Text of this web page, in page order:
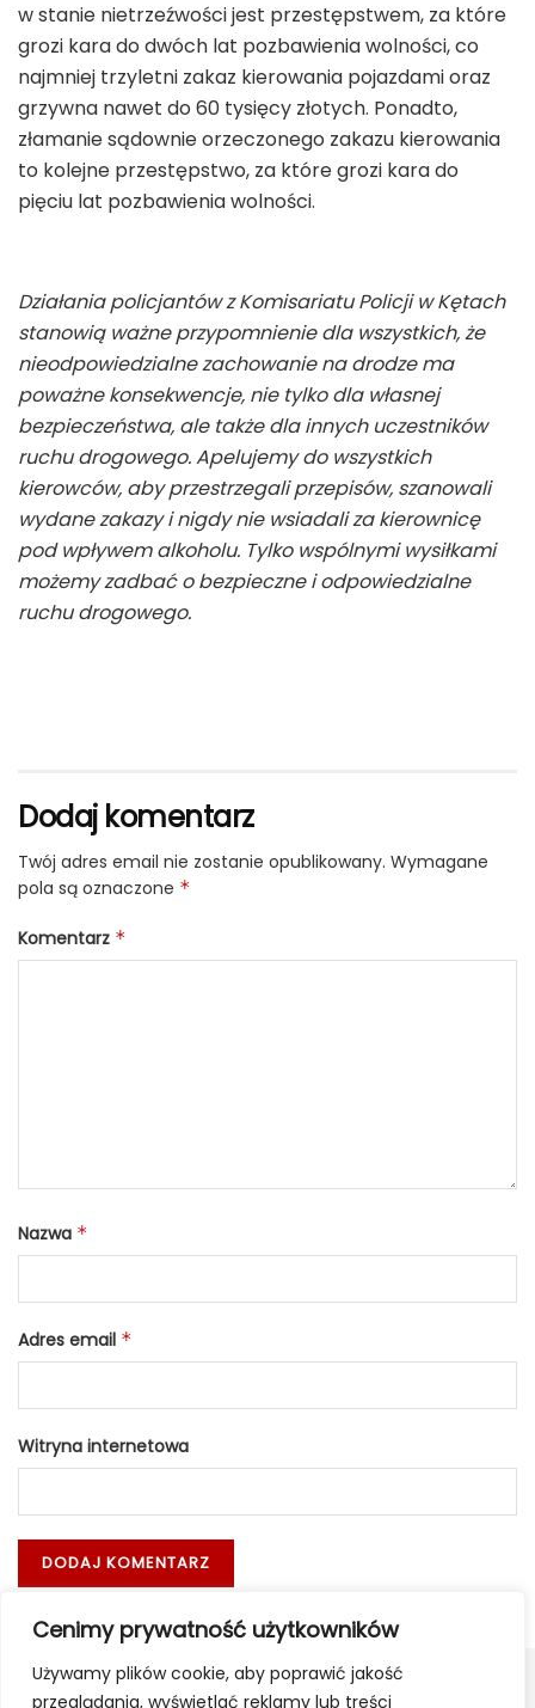
Cenimy prywatność użytkowników
Używamy plików cookie, aby poprawić jakość
przeglądania, wyświetlać reklamy lub treści
w stanie nietrzeźwości jest przestępstwem, za które
grozi kara do dwóch lat pozbawienia wolności, co
najmniej trzyletni zakaz kierowania pojazdami oraz
grzywna nawet do 60 tysięcy złotych. Ponadto,
złamanie sądownie orzeczonego zakazu kierowania
to kolejne przestępstwo, za które grozi kara do
pięciu lat pozbawienia wolności.
Działania policjantów z Komisariatu Policji w Kętach
stanowią ważne przypomnienie dla wszystkich, że
nieodpowiedzialne zachowanie na drodze ma
poważne konsekwencje, nie tylko dla własnej
bezpieczeństwa, ale także dla innych uczestników
ruchu drogowego. Apelujemy do wszystkich
kierowców, aby przestrzegali przepisów, szanowali
wydane zakazy i nigdy nie wsiadali za kierownicę
pod wpływem alkoholu. Tylko wspólnymi wysiłkami
możemy zadbać o bezpieczne i odpowiedzialne
ruchu drogowego.
Dodaj komentarz
Twój adres email nie zostanie opublikowany. Wymagane
pola są oznaczone *
Komentarz *
Nazwa *
Adres email *
Witryna internetowa